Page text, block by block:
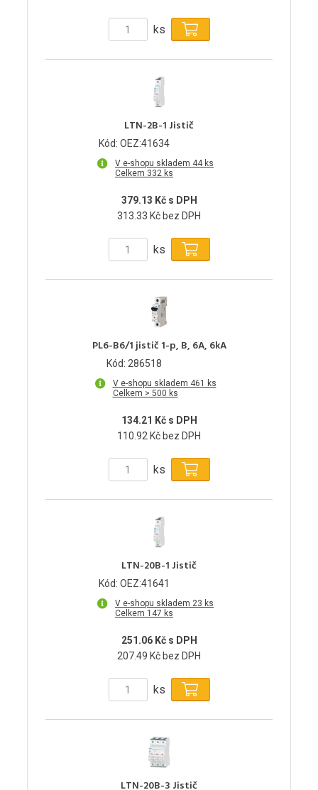
ks
LTN-2B-1 Jistič
Kód: OEZ:41634
V e-shopu skladem 44 ks
Celkem 332 ks
379.13 Kč s DPH
313.33 Kč bez DPH
ks
PL6-B6/1 jistič 1-p, B, 6A, 6kA
Kód: 286518
V e-shopu skladem 461 ks
Celkem > 500 ks
134.21 Kč s DPH
110.92 Kč bez DPH
ks
LTN-20B-1 Jistič
Kód: OEZ:41641
V e-shopu skladem 23 ks
Celkem 147 ks
251.06 Kč s DPH
207.49 Kč bez DPH
ks
LTN-20B-3 Jistič